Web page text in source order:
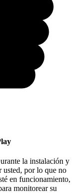
la instalación y
usted, por lo que no
en funcionamiento,
monitorear su